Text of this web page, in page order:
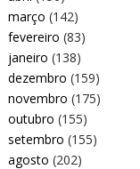
março (142)
fevereiro (83)
janeiro (138)
dezembro (159)
novembro (175)
outubro (155)
setembro (155)
agosto (202)